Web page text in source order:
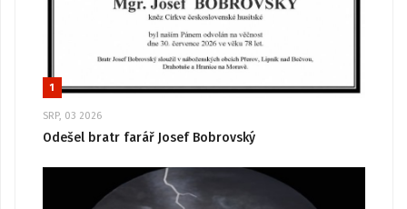
1
SRP, 03 2026
Odešel bratr farář Josef Bobrovský